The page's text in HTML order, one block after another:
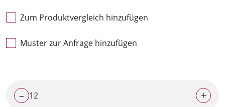
Zum Produktvergleich hinzufügen
Muster zur Anfrage hinzufügen
– +